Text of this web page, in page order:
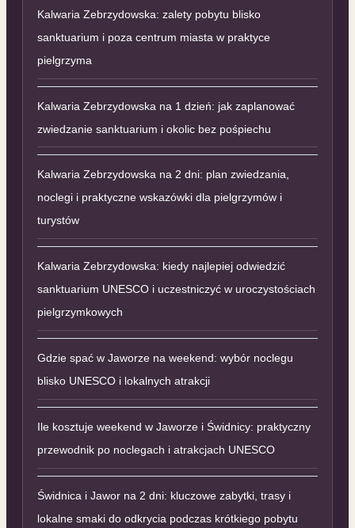
Kalwaria Zebrzydowska: zalety pobytu blisko
sanktuarium i poza centrum miasta w praktyce
pielgrzyma
Kalwaria Zebrzydowska na 1 dzień: jak zaplanować
zwiedzanie sanktuarium i okolic bez pośpiechu
Kalwaria Zebrzydowska na 2 dni: plan zwiedzania,
noclegi i praktyczne wskazówki dla pielgrzymów i
turystów
Kalwaria Zebrzydowska: kiedy najlepiej odwiedzić
sanktuarium UNESCO i uczestniczyć w uroczystościach
pielgrzymkowych
Gdzie spać w Jaworze na weekend: wybór noclegu
blisko UNESCO i lokalnych atrakcji
Ile kosztuje weekend w Jaworze i Świdnicy: praktyczny
przewodnik po noclegach i atrakcjach UNESCO
Świdnica i Jawor na 2 dni: kluczowe zabytki, trasy i
lokalne smaki do odkrycia podczas krótkiego pobytu